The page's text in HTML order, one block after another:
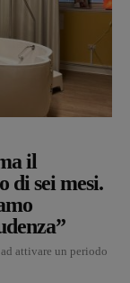
il
di sei mesi.
attivare un periodo